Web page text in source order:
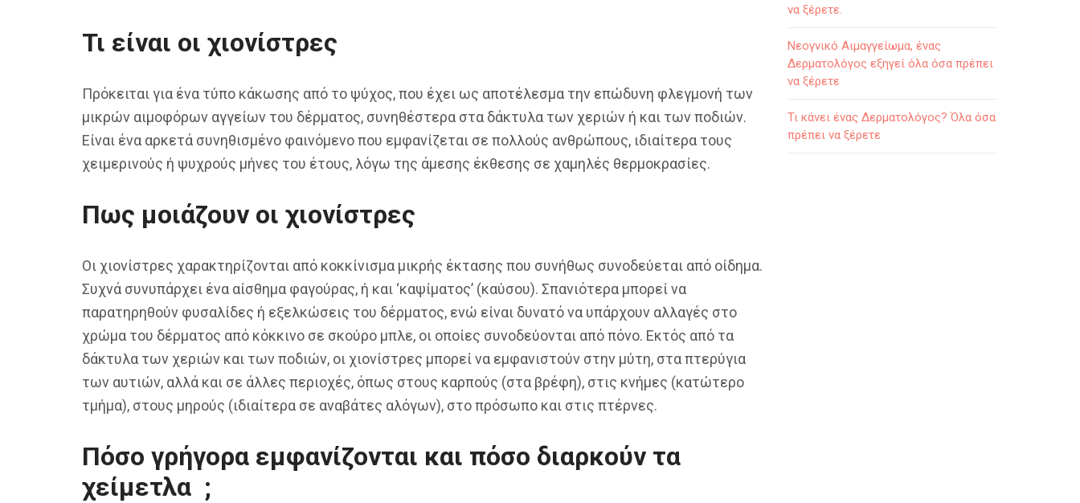
Τι είναι οι χιονίστρες
Πρόκειται για ένα τύπο κάκωσης από το ψύχος, που έχει ως αποτέλεσμα την επώδυνη φλεγμονή των
μικρών αιμοφόρων αγγείων του δέρματος, συνηθέστερα στα δάκτυλα των χεριών ή και των ποδιών.
Είναι ένα αρκετά συνηθισμένο φαινόμενο που εμφανίζεται σε πολλούς ανθρώπους, ιδιαίτερα τους
χειμερινούς ή ψυχρούς μήνες του έτους, λόγω της άμεσης έκθεσης σε χαμηλές θερμοκρασίες.
Πως μοιάζουν οι χιονίστρες
Οι χιονίστρες χαρακτηρίζονται από κοκκίνισμα μικρής έκτασης που συνήθως συνοδεύεται από οίδημα.
Συχνά συνυπάρχει ένα αίσθημα φαγούρας, ή και ‘καψίματος’ (καύσου). Σπανιότερα μπορεί να
παρατηρηθούν φυσαλίδες ή εξελκώσεις του δέρματος, ενώ είναι δυνατό να υπάρχουν αλλαγές στο
χρώμα του δέρματος από κόκκινο σε σκούρο μπλε, οι οποίες συνοδεύονται από πόνο. Εκτός από τα
δάκτυλα των χεριών και των ποδιών, οι χιονίστρες μπορεί να εμφανιστούν στην μύτη, στα πτερύγια
των αυτιών, αλλά και σε άλλες περιοχές, όπως στους καρπούς (στα βρέφη), στις κνήμες (κατώτερο
τμήμα), στους μηρούς (ιδιαίτερα σε αναβάτες αλόγων), στο πρόσωπο και στις πτέρνες.
Πόσο γρήγορα εμφανίζονται και πόσο διαρκούν τα
χείμετλα ;
να ξέρετε.
Νεογνικό Αιμαγγείωμα, ένας
Δερματολόγος εξηγεί όλα όσα πρέπει
να ξέρετε
Τι κάνει ένας Δερματολόγος? Όλα όσα
πρέπει να ξέρετε